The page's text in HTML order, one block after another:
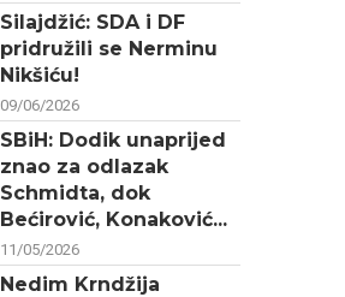
Silajdžić: SDA i DF
pridružili se Nerminu
Nikšiću!
09/06/2026
SBiH: Dodik unaprijed
znao za odlazak
Schmidta, dok
Bećirović, Konaković...
11/05/2026
Nedim Krndžija